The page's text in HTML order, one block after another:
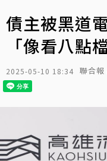
債主被黑道
「像看八點
2025-05-10 18:34 聯合報